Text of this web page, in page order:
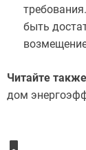
быть
Читайте
дом